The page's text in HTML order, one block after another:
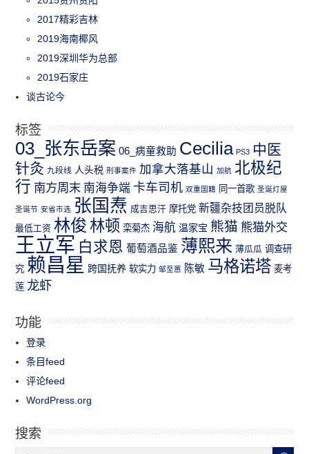
2017精彩吉林
2019海南椰风
2019深圳华为总部
2019石家庄
谈古论今
标签
03_张东岳案 06_病童救助 Cecilia PS3 中医
针灸 九段线 人头税 刑事案件 加拿大落基山 加航 北极纪
行 南方周末 南海争端 卡车司机 双重国籍 同一首歌 圣诞灯屋
圣诞节 安省市选 张国焘 成吉思汗 摩托党 新疆杂技团员脱队
最低工资 林俊 林顿 栾菊杰 海航 温家宝 熊猫 熊猫外交
王立军 白求恩 葡萄酒品鉴 薄熙来 薄瓜瓜 调查研
究 赖昌星 跨国抚养 软实力 邹至蕙 陈敏 马格诺塔 麦考
莲 龙虾
功能
登录
条目feed
评论feed
WordPress.org
搜索